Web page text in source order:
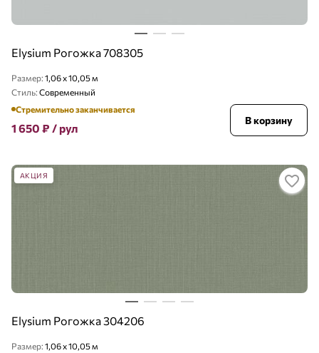
Elysium Рогожка 708305
Размер: 1,06 x 10,05 м
Стиль: Современный
Стремительно заканчивается
1 650 ₽ / рул
В корзину
АКЦИЯ
Elysium Рогожка 304206
Размер: 1,06 x 10,05 м